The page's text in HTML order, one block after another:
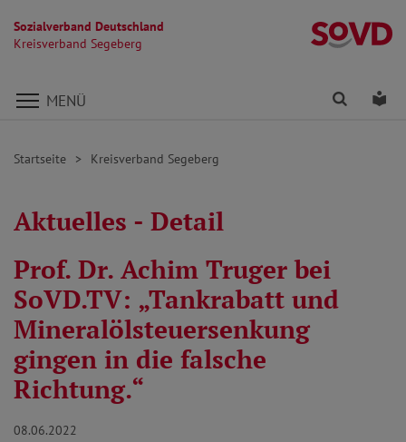
Sozialverband Deutschland
Kreisverband Segeberg
Direkt zu den Inhalten springen
MENÜ Finden
Startseite Kreisverband Segeberg
Aktuelles - Detail
Prof. Dr. Achim Truger bei
SoVD.TV: „Tankrabatt und
Mineralölsteuersenkung
gingen in die falsche
Richtung.“
08.06.2022